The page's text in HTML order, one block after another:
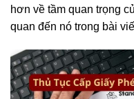
hơn về tầm quan trọng
quan đến nó trong bài